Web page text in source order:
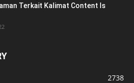
Terkait Kalimat Content Is
2738